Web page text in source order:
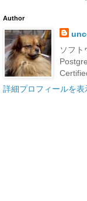
Author
ソフ
詳細プロフィールを表